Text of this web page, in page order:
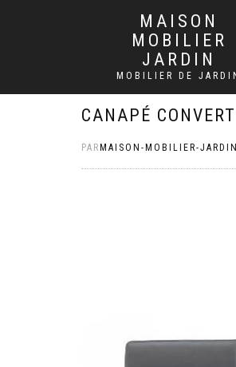
MAISON
MOBILIER
JARDIN
MOBILIER DE
CANAPÉ
PAR MAISON-MOBILIER-JARDIN